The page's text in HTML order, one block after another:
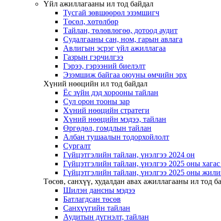
Үйл ажиллагааны ил тод байдал
Тусгай зөвшөөрөл эзэмшигч
Төсөл, хөтөлбөр
Тайлан, төлөвлөгөө, дотоод аудит
Судалгааны сан, ном, гарын авлага
Авлигын эсрэг үйл ажиллагаа
Газрын гэрчилгээ
Гэрээ, гэрээний биелэлт
Эзэмшиж байгаа оюуны өмчийн эрх
Хүний нөөцийн ил тод байдал
Ёс зүйн дэд хорооны тайлан
Сул орон тооны зар
Хүний нөөцийн стратеги
Хүний нөөцийн мэдээ, тайлан
Өргөдөл, гомдлын тайлан
Албан тушаалын тодорхойлолт
Сургалт
Гүйцэтгэлийн тайлан, үнэлгээ 2024 он
Гүйцэтгэлийн тайлан, үнэлгээ 2025 оны
Гүйцэтгэлийн тайлан, үнэлгээ 2025 оны
Төсөв, санхүү, худалдан авах ажиллагааны ил тод
Шилэн дансны мэдээ
Батлагдсан төсөв
Санхүүгийн тайлан
Аудитын дүгнэлт, тайлан